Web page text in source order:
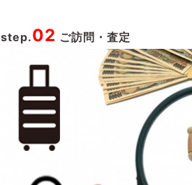
step.02 ご訪問・査定